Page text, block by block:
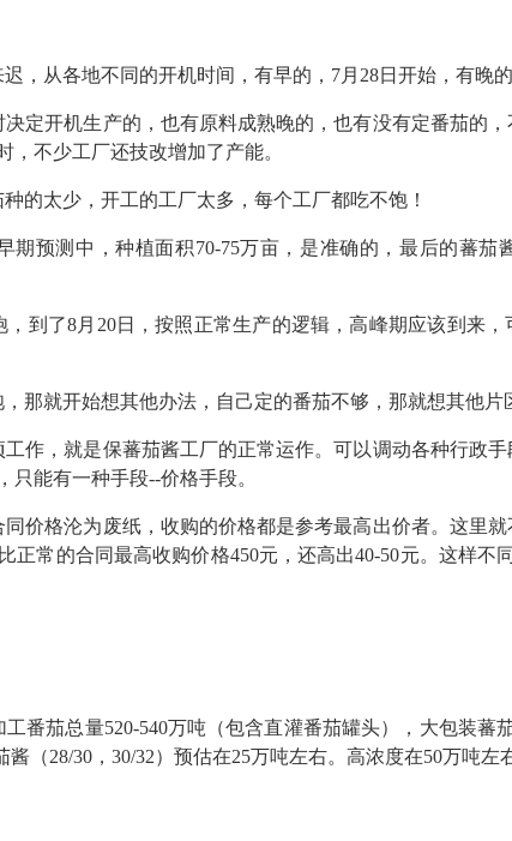
，从各地不同的开机时间，有早的，7月28日开始，有晚的
定开机生产的，也有原料成熟晚的，也有没有定番茄的
，不少工厂还技改增加了产能。
的太少，开工的工厂太多，每个工厂都吃不饱！
期预测中，种植面积70-75万亩，是准确的，最后的蕃茄
到了8月20日，按照正常生产的逻辑，高峰期应该到来
那就开始想其他办法，自己定的番茄不够，那就想其他片
作，就是保蕃茄酱工厂的正常运作。可以调动各种行政
能有一种手段--价格手段。
价格沦为废纸，收购的价格都是参考最高出价者。这里
正常的合同最高收购价格450元，还高出40-50元。这样不
番茄总量520-540万吨（包含直灌番茄罐头），大包装蕃
（28/30，30/32）预估在25万吨左右。高浓度在50万吨左